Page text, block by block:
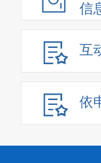
信
互
依